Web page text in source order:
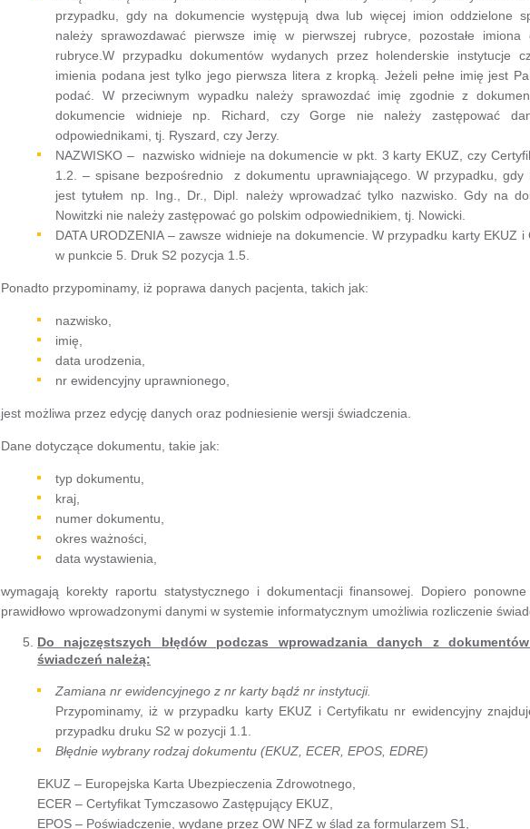
przypadku, gdy na dokumencie występują dwa lub więcej imion oddzielone
należy sprawozdawać pierwsze imię w pierwszej rubryce, pozostałe imiona
rubryce.W przypadku dokumentów wydanych przez holenderskie instytucje
imienia podana jest tylko jego pierwsza litera z kropką. Jeżeli pełne imię jest
podać. W przeciwnym wypadku należy sprawozdać imię zgodnie z
dokumencie widnieje np. Richard, czy Gorge nie należy zastępować
odpowiednikami, tj. Ryszard, czy Jerzy.
NAZWISKO – nazwisko widnieje na dokumencie w pkt. 3 karty EKUZ, czy
1.2. – spisane bezpośrednio z dokumentu uprawniającego. W przypadku, gdy
jest tytułem np. Ing., Dr., Dipl. należy wprowadzać tylko nazwisko. Gdy na
Nowitzki nie należy zastępować go polskim odpowiednikiem, tj. Nowicki.
DATA URODZENIA – zawsze widnieje na dokumencie. W przypadku karty EKUZ
w punkcie 5. Druk S2 pozycja 1.5.
Ponadto przypominamy, iż poprawa danych pacjenta, takich jak:
nazwisko,
imię,
data urodzenia,
nr ewidencyjny uprawnionego,
jest możliwa przez edycję danych oraz podniesienie wersji świadczenia.
Dane dotyczące dokumentu, takie jak:
typ dokumentu,
kraj,
numer dokumentu,
okres ważności,
data wystawienia,
wymagają korekty raportu statystycznego i dokumentacji finansowej. Dopiero
prawidłowo wprowadzonymi danymi w systemie informatycznym umożliwia rozliczenie
Do najczęstszych błędów podczas wprowadzania danych z
świadczeń należą:
Zamiana nr ewidencyjnego z nr karty bądź nr instytucji.
Przypominamy, iż w przypadku karty EKUZ i Certyfikatu nr ewidencyjny
przypadku druku S2 w pozycji 1.1.
Błędnie wybrany rodzaj dokumentu (EKUZ, ECER, EPOS, EDRE)
EKUZ – Europejska Karta Ubezpieczenia Zdrowotnego,
ECER – Certyfikat Tymczasowo Zastępujący EKUZ,
EPOS – Poświadczenie, wydane przez OW NFZ w ślad za formularzem S1,